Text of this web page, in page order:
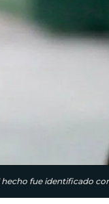
fue identificado